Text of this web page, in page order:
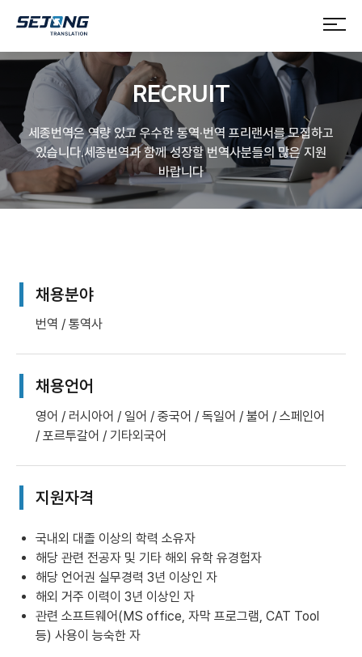
RECRUIT
세종번역은 역량 있고 우수한 통역·번역 프리랜서를 모집하고
있습니다.세종번역과 함께 성장할 번역사분들의 많은 지원
바랍니다
채용분야
번역 / 통역사
채용언어
영어 / 러시아어 / 일어 / 중국어 / 독일어 / 불어 / 스페인어
/ 포르투갈어 / 기타외국어
지원자격
국내외 대졸 이상의 학력 소유자
해당 관련 전공자 및 기타 해외 유학 유경험자
해당 언어권 실무경력 3년 이상인 자
해외 거주 이력이 3년 이상인 자
관련 소프트웨어(MS office, 자막 프로그램, CAT Tool
등) 사용이 능숙한 자